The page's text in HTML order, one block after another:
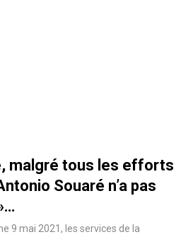
malgré tous les efforts
Souaré n’a pas
9 mai 2021, les services de la